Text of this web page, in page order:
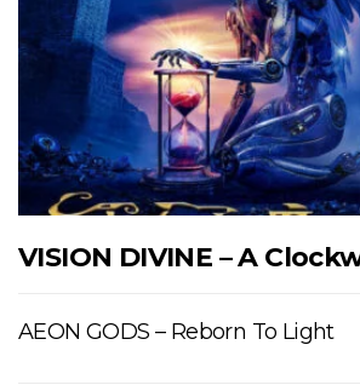
VISION DIVINE – A
AEON GODS – Reborn To Light